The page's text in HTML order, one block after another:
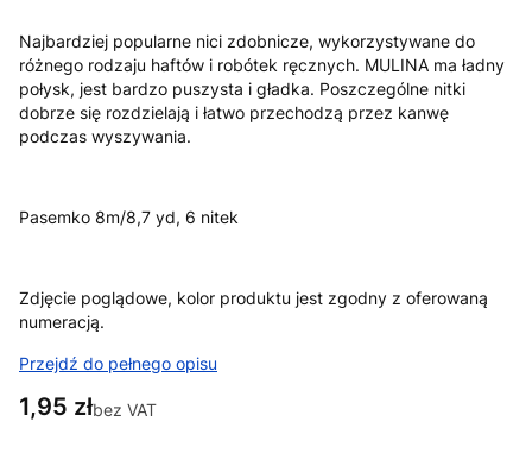
Najbardziej popularne nici zdobnicze, wykorzystywane do
różnego rodzaju haftów i robótek ręcznych. MULINA ma ładny
połysk, jest bardzo puszysta i gładka. Poszczególne nitki
dobrze się rozdzielają i łatwo przechodzą przez kanwę
podczas wyszywania.
Pasemko 8m/8,7 yd, 6 nitek
Zdjęcie poglądowe, kolor produktu jest zgodny z oferowaną
numeracją.
Przejdź do pełnego opisu
Cena
1,95 złbez VAT